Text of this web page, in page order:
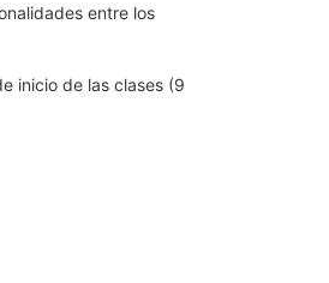
entre los
inicio de las clases (9